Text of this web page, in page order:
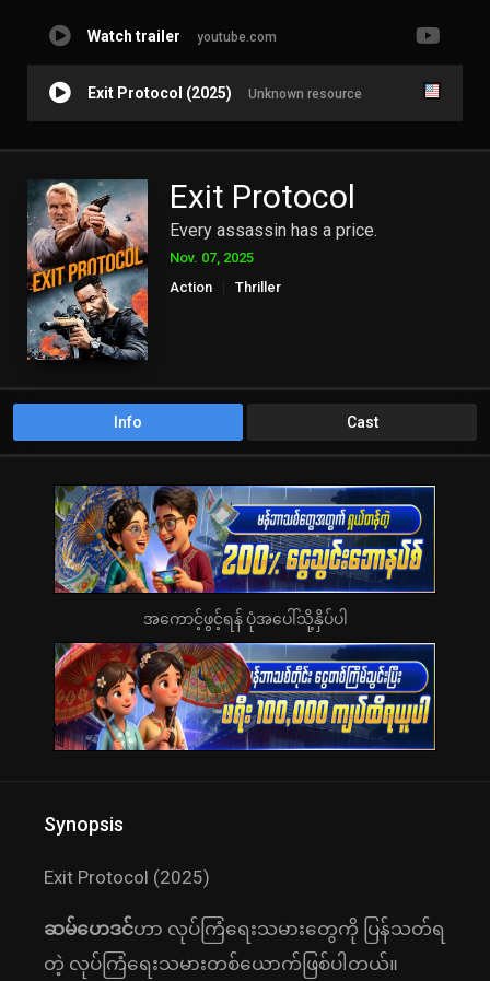
Watch trailer youtube.com
Exit Protocol (2025) Unknown resource
Exit Protocol
Every assassin has a price.
Nov. 07, 2025
Action
Thriller
Info Cast
အကောင့်ဖွင့်ရန် ပုံအပေါ်သို့နှိပ်ပါ
Synopsis
Exit Protocol (2025)
ဆမ်ဟေဒင်ဟာ လုပ်ကြံရေးသမားတွေကို ပြန်သတ်ရ
တဲ့ လုပ်ကြံရေးသမားတစ်ယောက်ဖြစ်ပါတယ်။